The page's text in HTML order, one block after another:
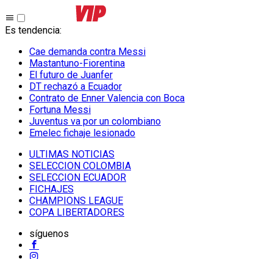
Es tendencia:
Cae demanda contra Messi
Mastantuno-Fiorentina
El futuro de Juanfer
DT rechazó a Ecuador
Contrato de Enner Valencia con Boca
Fortuna Messi
Juventus va por un colombiano
Emelec fichaje lesionado
ULTIMAS NOTICIAS
SELECCION COLOMBIA
SELECCION ECUADOR
FICHAJES
CHAMPIONS LEAGUE
COPA LIBERTADORES
síguenos